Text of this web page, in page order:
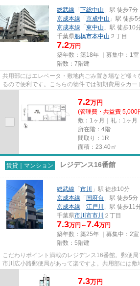
総武線 「 下総中山 」駅 徒歩7分
京成本線 「 京成中山 」駅 徒歩5
京成本線 「 東中山 」駅 徒歩10
千葉県船橋市本中山 ２丁目
7.2万円
築年数：築18年 ｜募集中： 1室
階数：7階建
共用部にはエレベータ・敷地内ごみ置き場など様
るので便利です。こちらの物件では初期費用をカ
7.2万円
(管理費・共益費 5,000
敷：1ヶ月｜礼：1ヶ月
所在階：4階
間取り：1R
面積：23.40㎡
賃貸｜マンション レジデンス16番館
総武線 「 市川
」駅 徒歩10分
京成本線 「 国府台 」駅 徒歩5分
京成本線 「 江戸川
」駅 徒歩11
千葉県市川市市川 ２丁目
7.3万円～7.4万円
築年数：築25年 ｜募集中： 2室
階数：5階建
こだわりポイント満載のレジデンス16番館。郵便
市川広小路郵便局があって楽ですよ。共用部には
7.3万円